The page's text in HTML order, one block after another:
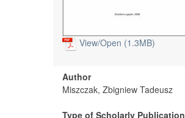
View/Open (1.3MB)
Author
Miszczak, Zbigniew Tadeusz
Type of Scholarly Publication